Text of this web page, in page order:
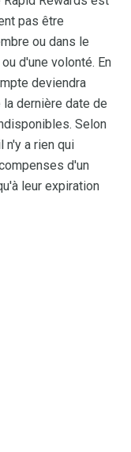
pas être
ou dans le
d'une volonté. En
deviendra
dernière date de
Selon
n'y a rien qui
d'un
leur expiration